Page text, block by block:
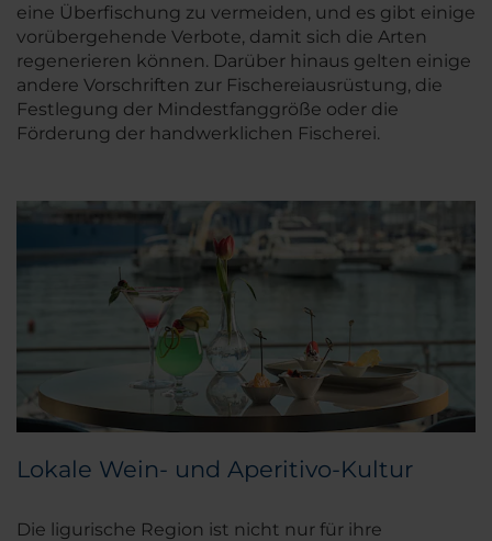
eine Überfischung zu vermeiden, und es gibt einige
vorübergehende Verbote, damit sich die Arten
regenerieren können. Darüber hinaus gelten einige
andere Vorschriften zur Fischereiausrüstung, die
Festlegung der Mindestfanggröße oder die
Förderung der handwerklichen Fischerei.
Lokale Wein- und Aperitivo-Kultur
Die ligurische Region ist nicht nur für ihre